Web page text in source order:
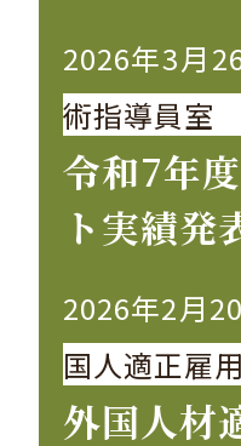
2026年3月
術指導員
令和7年
ト実績発
2026年2月
国人適正雇
外国人材